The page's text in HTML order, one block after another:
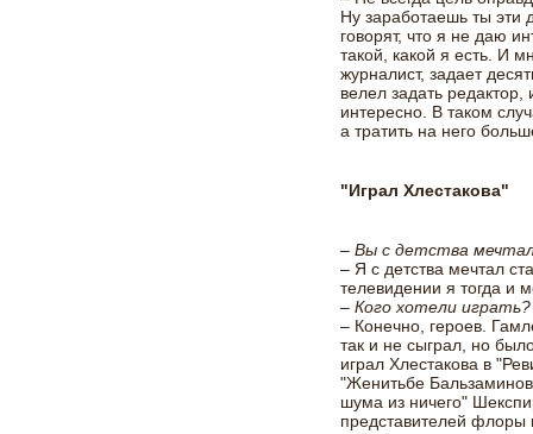
Ну заработаешь ты эти
говорят, что я не даю
такой, какой я есть. И
журналист, задает
велел задать
интересно. В таком
а тратить на него
"Играл Хлестакова"
– Вы с детства
– Я с детства мечтал
телевидении я тогда и
– Кого хотели играть?
– Конечно, героев.
так и не сыграл, но
играл Хлестакова в
"Женитьбе
шума из ничего"
представителей